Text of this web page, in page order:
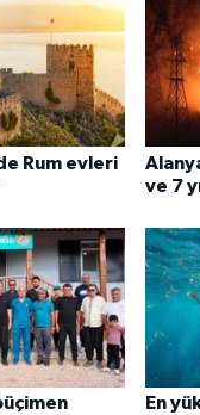
Rum evleri
ve 7
En